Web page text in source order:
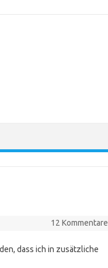
12 Kommentare
dass ich in zusätzliche